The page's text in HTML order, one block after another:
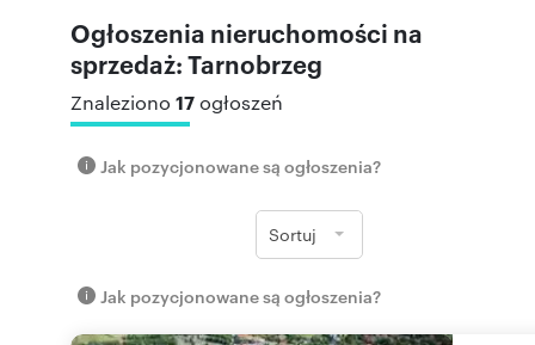
Ogłoszenia nieruchomości na
sprzedaż: Tarnobrzeg
Znaleziono 17ogłoszeń
Jak pozycjonowane są ogłoszenia?
Sortuj
Jak pozycjonowane są ogłoszenia?